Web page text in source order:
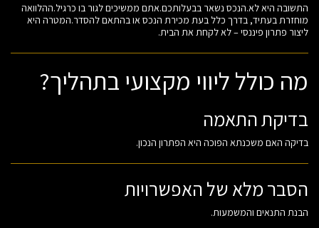
התשובה היא לא.הנכס נשאר בבעלותכם.אתם ממשיכים לגור בו כרגיל.ההלוואה
מוחזרת בעתיד, בדרך כלל בעת מכירת הנכס או בהתאם להסדר.המטרה היא
ליצור פתרון פיננסי – לא לקחת את הבית.
מה כולל ליווי מקצועי בתהליך?
בדיקת התאמה
בדיקה האם משכנתא הפוכה היא הפתרון הנכון.
הסבר מלא של האפשרויות
הבנת התנאים והמשמעות.